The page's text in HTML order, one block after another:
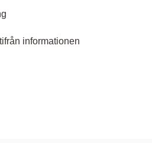
informationen